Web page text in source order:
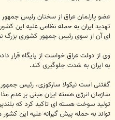
عضو پارلمان عراق از سخنان رئیس جمهور
تهدید ایران به حمله نظامی علیه این
ای آن از سوی رئیس جمهور کشوری بزرگ
وی از دولت عراق خواست از پایگاه قرار
به ایران به شدت جلوگیری کند.
گفتنی است نیکولا سارکوزی، رئیس
سازمان انرژی هسته ایران مبنی بر عدم
تولید سوخت هسته ای تاکید کرد که
تواند به حمله پیش گیرانه علیه این